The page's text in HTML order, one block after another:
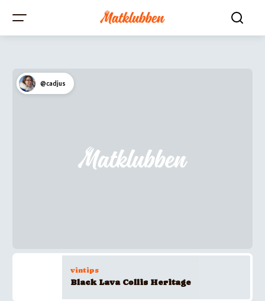
@cadjus
vintips
Black Lava Collis Heritage